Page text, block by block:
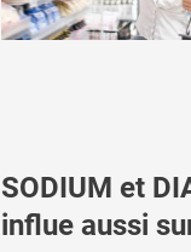
SODIUM et
influe aussi